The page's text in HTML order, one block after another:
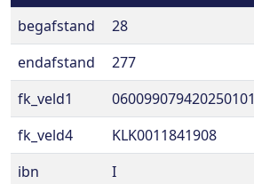
begafstand
28
endafstand
277
fk_veld1
060099079420250101
fk_veld4
KLK0011841908
ibn
I